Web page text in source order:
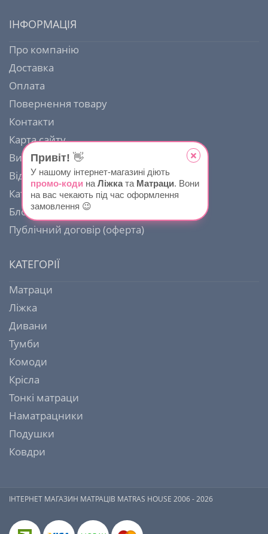
ІНФОРМАЦІЯ
Про компанію
Доставка
Оплата
Повернення товару
Контакти
Карта сайту
Виробники
Відгуки
Каталог тканин
Блог
Публічний договір (оферта)
КАТЕГОРІЇ
Матраци
Ліжка
Дивани
Тумби
Комоди
Крісла
Тонкі матраци
Наматрацники
Подушки
Ковдри
ІНТЕРНЕТ МАГАЗИН МАТРАЦІВ MATRAS HOUSE 2006 - 2026
Привіт! 👋
У нашому інтернет-магазині діють
промо-кодинаЛіжката Матраци. Вони
на вас чекають під час оформлення
замовлення 😉